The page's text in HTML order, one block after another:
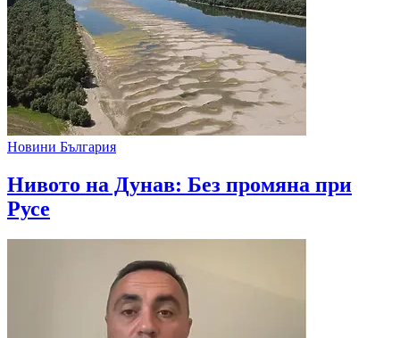
Новини България
Нивото на Дунав: Без промяна при
Русе